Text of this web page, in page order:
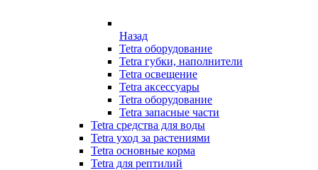
Назад
Tetra оборудование
Tetra губки, наполнители
Tetra освещение
Tetra аксессуары
Tetra оборудование
Tetra запасные части
Tetra средства для воды
Tetra уход за растениями
Tetra основные корма
Tetra для рептилий